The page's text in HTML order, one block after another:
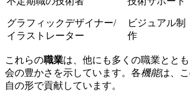
グラフィックデザイナー/
イラストレーター
ビジュアル制
作
これらの職業は、他にも多くの職業とと
会の豊かさを示しています。各機能は、
自の形で貢献しています。